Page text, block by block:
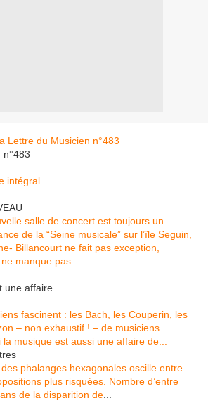
intégral
salle de concert est toujours un
de la “Seine musicale” sur l’île Seguin,
Billancourt ne fait pas exception,
manque pas…
une affaire
fascinent : les Bach, les Couperin, les
– non exhaustif ! – de musiciens
la musique est aussi une affaire de...
phalanges hexagonales oscille entre
plus risquées. Nombre d’entre
de la disparition de